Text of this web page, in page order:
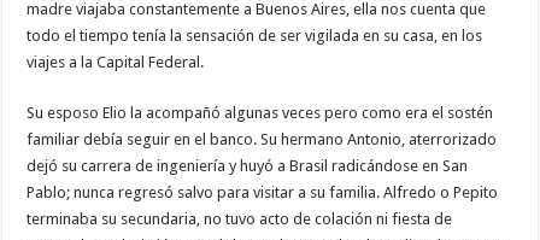
madre viajaba constantemente a Buenos Aires, ella nos cuenta que
todo el tiempo tenía la sensación de ser vigilada en su casa, en los
viajes a la Capital Federal.
Su esposo Elio la acompañó algunas veces pero como era el sostén
familiar debía seguir en el banco. Su hermano Antonio, aterrorizado
dejó su carrera de ingeniería y huyó a Brasil radicándose en San
Pablo; nunca regresó salvo para visitar a su familia. Alfredo o Pepito
terminaba su secundaria, no tuvo acto de colación ni fiesta de